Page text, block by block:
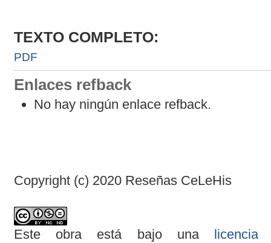
TEXTO COMPLETO:
PDF
Enlaces refback
No hay ningún enlace refback.
Copyright (c) 2020 Reseñas CeLeHis
Este obra está bajo una licencia